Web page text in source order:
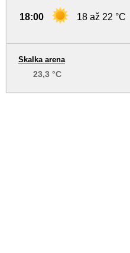
18:00 18 až 22 °C
Skalka arena
23,3 °C